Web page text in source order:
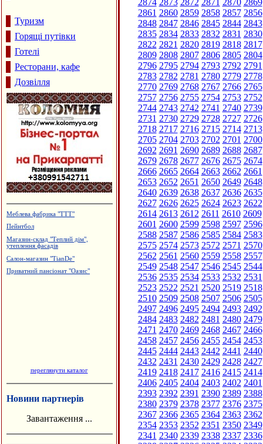
Туризм
Горящі путівки
Готелі
Ресторани, кафе
Дозвілля
Меблева фабрика "ТТТ"
Пейнтбол
Магазин-склад "Теплий дім",
утеплення фасадів
Салон-магазин "TianDe"
Приватний пансіонат "Оазис"
переглянути каталог
Новини партнерів
Завантаження ...
2874 2873 2872 2871 2870 2869
2861 2860 2859 2858 2857 2856
2848 2847 2846 2845 2844 2843
2835 2834 2833 2832 2831 2830
2822 2821 2820 2819 2818 2817
2809 2808 2807 2806 2805 2804
2796 2795 2794 2793 2792 2791
2783 2782 2781 2780 2779 2778
2770 2769 2768 2767 2766 2765
2757 2756 2755 2754 2753 2752
2744 2743 2742 2741 2740 2739
2731 2730 2729 2728 2727 2726
2718 2717 2716 2715 2714 2713
2705 2704 2703 2702 2701 2700
2692 2691 2690 2689 2688 2687
2679 2678 2677 2676 2675 2674
2666 2665 2664 2663 2662 2661
2653 2652 2651 2650 2649 2648
2640 2639 2638 2637 2636 2635
2627 2626 2625 2624 2623 2622
2614 2613 2612 2611 2610 2609
2601 2600 2599 2598 2597 2596
2588 2587 2586 2585 2584 2583
2575 2574 2573 2572 2571 2570
2562 2561 2560 2559 2558 2557
2549 2548 2547 2546 2545 2544
2536 2535 2534 2533 2532 2531
2523 2522 2521 2520 2519 2518
2510 2509 2508 2507 2506 2505
2497 2496 2495 2494 2493 2492
2484 2483 2482 2481 2480 2479
2471 2470 2469 2468 2467 2466
2458 2457 2456 2455 2454 2453
2445 2444 2443 2442 2441 2440
2432 2431 2430 2429 2428 2427
2419 2418 2417 2416 2415 2414
2406 2405 2404 2403 2402 2401
2393 2392 2391 2390 2389 2388
2380 2379 2378 2377 2376 2375
2367 2366 2365 2364 2363 2362
2354 2353 2352 2351 2350 2349
2341 2340 2339 2338 2337 2336